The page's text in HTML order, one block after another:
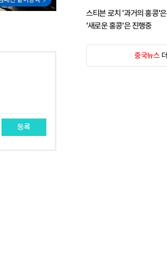
등록
스티븐 로치 '과거의 홍콩'
'새로운 홍콩'은 진행중
중국뉴스